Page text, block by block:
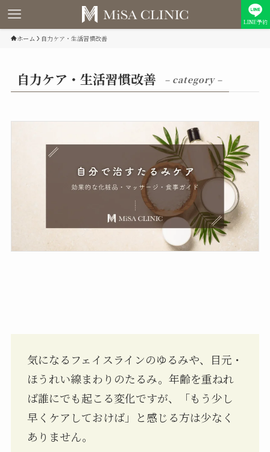
LINE予約
ホーム 自力ケア・生活習慣改善
自力ケア・生活習慣改善 – category –
気になるフェイスラインのゆるみや、目元・
ほうれい線まわりのたるみ。年齢を重ねれ
ば誰にでも起こる変化ですが、「もう少し
早くケアしておけば」と感じる方は少なく
ありません。